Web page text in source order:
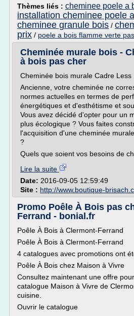
Thèmes liés : cheminee poele a
installation cheminee poele
cheminee granule bois /
prix / poele a bois flamme verte
Cheminée murale bois -
à bois pas cher
Cheminée bois murale Cadre Less
Ancienne, votre cheminée ne
normes actuelles en termes de
énergétiques et d'esthétisme et
Vous avez décidé d'opter pour un
plus écologique ? Vous faites
l'acquisition d'une cheminée
?
Quels que soient vos besoins de
Lire la suite
Date: 2016-09-05 12:59:49
Site : http://www.boutique-
Promo Poêle À Bois pas
Ferrand - bonial.fr
Poêle À Bois à Clermont-Ferrand
Poêle À Bois à Clermont-Ferrand
4 catalogues avec promotions ont
Poêle À Bois chez Maison à Vivre
Consultez maintenant une offre
catalogue Maison à Vivre de
cuisine.
Ouvrir le catalogue